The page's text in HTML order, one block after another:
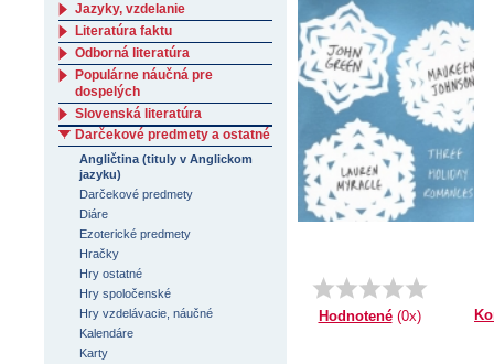
Hodnotené(0x)
Jazyky, vzdelanie
Literatúra faktu
Odborná literatúra
Populárne náučná pre
dospelých
Slovenská literatúra
Darčekové predmety a ostatné
Angličtina (tituly v Anglickom
jazyku)
Darčekové predmety
Diáre
Ezoterické predmety
Hračky
Hry ostatné
Hry spoločenské
Hry vzdelávacie, náučné
Kalendáre
Karty